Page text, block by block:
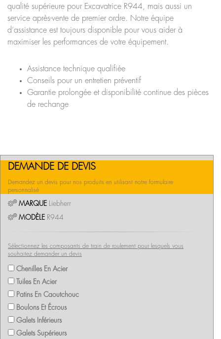
qualité supérieure pour Excavatrice R944, mais aussi un
service après-vente de premier ordre. Notre équipe
d’assistance est toujours disponible pour vous aider à
maximiser les performances de votre équipement.
Assistance technique qualifiée
Conseils pour un entretien préventif
Garantie prolongée et disponibilité continue des pièces
de rechange
DEMANDE DE DEVIS
Demandez un devis pour nos produits en utilisant notre formulaire
personnalisé
MARQUE Liebherr
MODÈLE R944
Sélectionnez les composants de train de roulement pour lesquels vous
souhaitez demander un devis
Chenilles En Acier
Tuiles En Acier
Patins En Caoutchouc
Boulons Et Écrous
Galets Inférieurs
Galets Supérieurs